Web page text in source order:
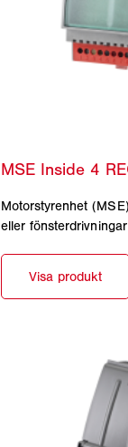
Motorstyrenhet
eller